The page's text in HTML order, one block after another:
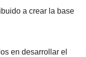
a crear la base
en desarrollar el